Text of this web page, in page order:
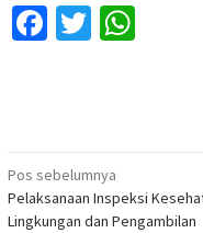
Facebook
Twitter
Navigasi
pos
Pos sebelumnya
Pelaksanaan Inspeksi
Lingkungan dan Pengambilan